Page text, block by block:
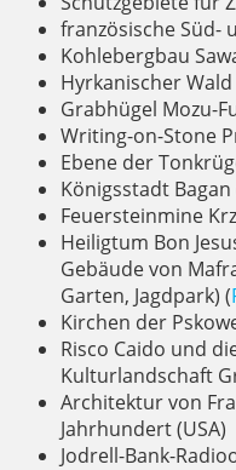
französische Süd-
Kohlebergbau
Hyrkanischer
Grabhügel Mozu-
Writing-on-Stone
Ebene der
Königsstadt
Feuersteinmine
Heiligtum Bon
Gebäude von
Garten, Jagdpark) (
Kirchen der
Risco Caido und
Kulturlandschaft
Architektur von
Jahrhundert (USA)
Jodrell-Bank-